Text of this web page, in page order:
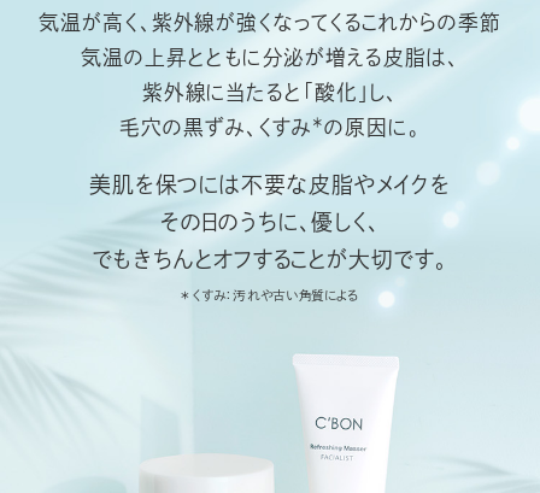
気温が高く、紫外線が強くなってくるこれからの季節
気温の上昇とともに分泌が増える皮脂は、
紫外線に当たると「酸化」し、
毛穴の黒ずみ、くすみ ＊の原因に。
美肌を保つには不要な皮脂やメイクを
その日のうちに、優しく、
でもきちんとオフすることが大切です。
＊くすみ：汚れや古い角質による